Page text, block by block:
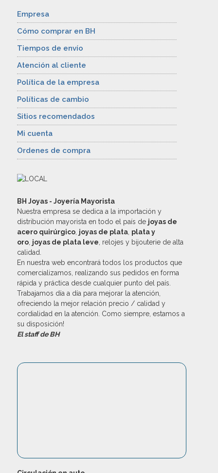
Empresa
Cómo comprar en BH
Tiempos de envío
Atención al cliente
Política de la empresa
Políticas de cambio
Sitios recomendados
Mi cuenta
Ordenes de compra
BH Joyas - Joyería Mayorista
Nuestra empresa se dedica a la importación y
distribución mayorista en todo el país de joyas de
acero quirúrgico joyas de plata plata y
oro joyas de plata leve , relojes y bijouterie de alta
calidad.
En nuestra web encontrará todos los productos que
comercializamos, realizando sus pedidos en forma
rápida y práctica desde cualquier punto del país.
Trabajamos día a día para mejorar la atención,
ofreciendo la mejor relación precio / calidad y
cordialidad en la atención. Como siempre, estamos a
su disposición!
El staff de BH